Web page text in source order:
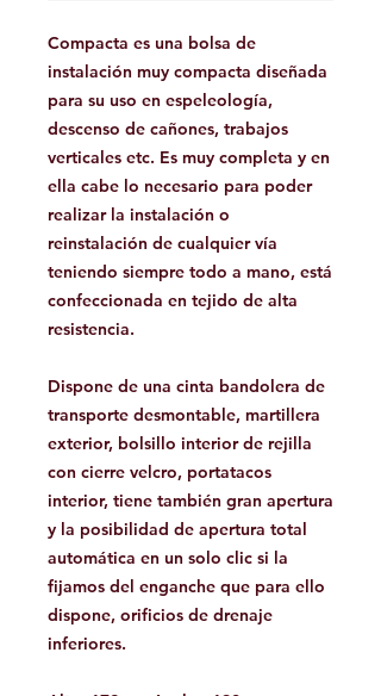
Compacta es una bolsa de
instalación muy compacta diseñada
para su uso en espeleología,
descenso de cañones, trabajos
verticales etc. Es muy completa y en
ella cabe lo necesario para poder
realizar la instalación o
reinstalación de cualquier vía
teniendo siempre todo a mano, está
confeccionada en tejido de alta
resistencia.
Dispone de una cinta bandolera de
transporte desmontable, martillera
exterior, bolsillo interior de rejilla
con cierre velcro, portatacos
interior, tiene también gran apertura
y la posibilidad de apertura total
automática en un solo clic si la
fijamos del enganche que para ello
dispone, orificios de drenaje
inferiores.